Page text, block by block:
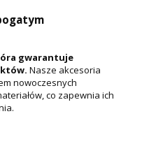
gwarantuje
Nasze akcesoria
nowoczesnych
co zapewnia ich